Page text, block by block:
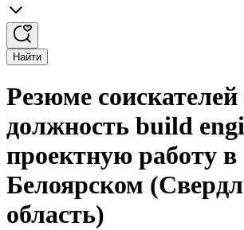
Найти
Резюме соискателей
должность build
проектную работу в
Белоярском
область)